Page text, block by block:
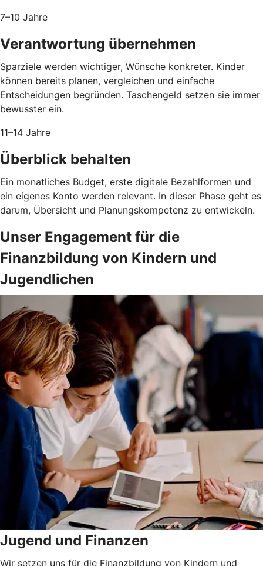
7–10 Jahre
Verantwortung übernehmen
Sparziele werden wichtiger, Wünsche konkreter. Kinder
können bereits planen, vergleichen und einfache
Entscheidungen begründen. Taschengeld setzen sie immer
bewusster ein.
11–14 Jahre
Überblick behalten
Ein monatliches Budget, erste digitale Bezahlformen und
ein eigenes Konto werden relevant. In dieser Phase geht es
darum, Übersicht und Planungskompetenz zu entwickeln.
Unser Engagement für die
Finanzbildung von Kindern und
Jugendlichen
Jugend und Finanzen
Wir setzen uns für die Finanzbildung von Kindern und